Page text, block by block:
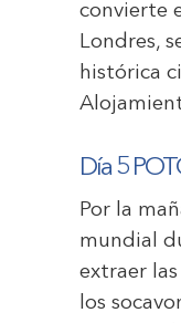
convierte
Londres,
histórica
Día 5
Por la
mundial
extraer
los